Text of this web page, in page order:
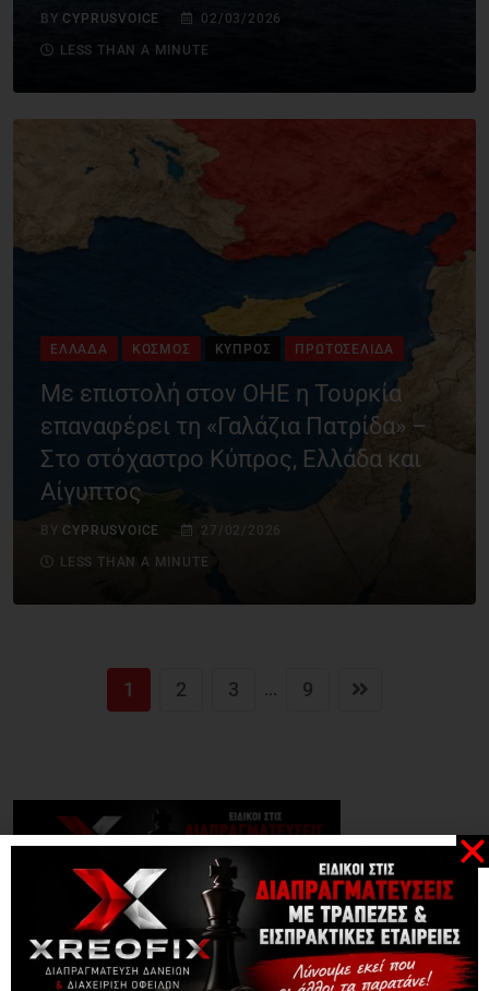
BY CYPRUSVOICE 02/03/2026
LESS THAN A MINUTE
ΕΛΛΆΔΑ ΚΌΣΜΟΣ ΚΎΠΡΟΣ ΠΡΩΤΟΣΈΛΙΔΑ
Με επιστολή στον ΟΗΕ η Τουρκία
επαναφέρει τη «Γαλάζια Πατρίδα» –
Στο στόχαστρο Κύπρος, Ελλάδα και
Αίγυπτος
BY CYPRUSVOICE 27/02/2026
LESS THAN A MINUTE
1 2 3 ... 9